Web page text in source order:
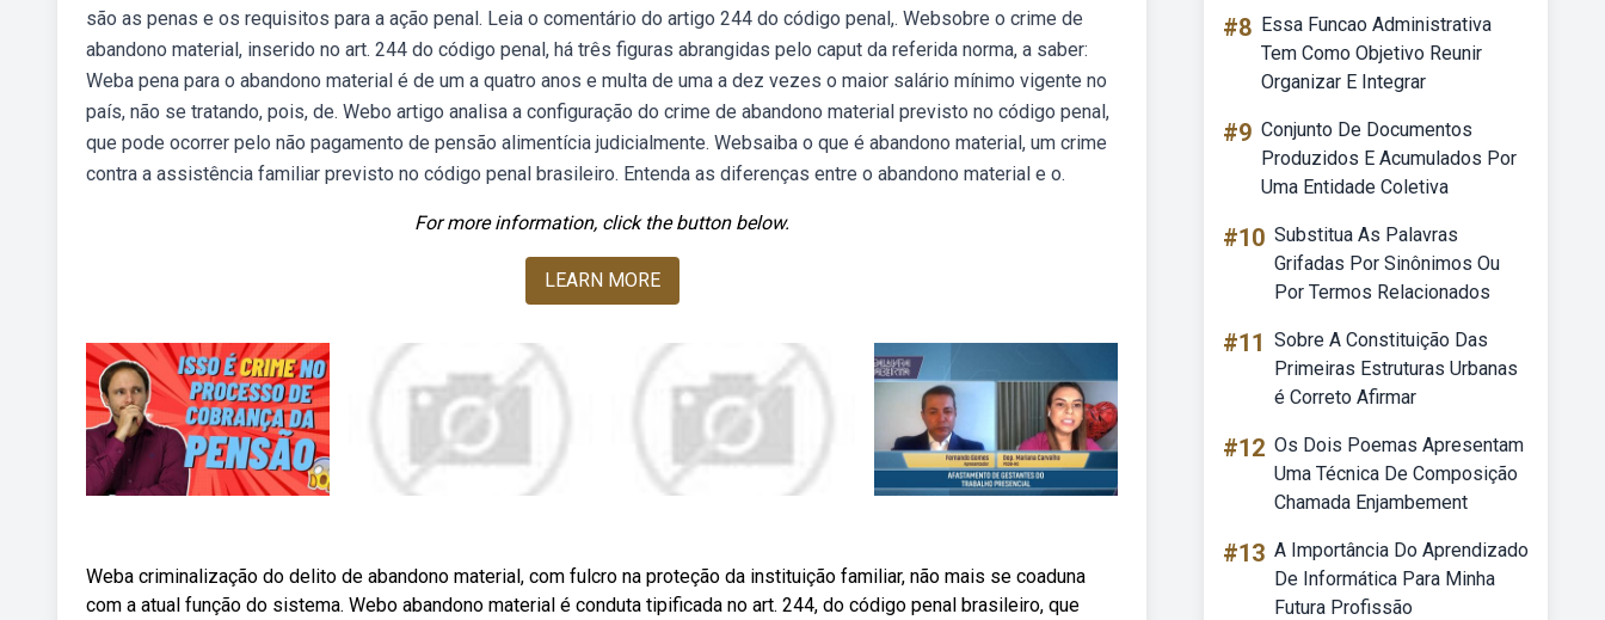
são as penas e os requisitos para a ação penal. Leia o comentário do artigo 244 do código penal,. Websobre o crime de
abandono material, inserido no art. 244 do código penal, há três figuras abrangidas pelo caput da referida norma, a saber:
Weba pena para o abandono material é de um a quatro anos e multa de uma a dez vezes o maior salário mínimo vigente no
país, não se tratando, pois, de. Webo artigo analisa a configuração do crime de abandono material previsto no código penal,
que pode ocorrer pelo não pagamento de pensão alimentícia judicialmente. Websaiba o que é abandono material, um crime
contra a assistência familiar previsto no código penal brasileiro. Entenda as diferenças entre o abandono material e o.
For more information, click the button below.
LEARN MORE
Weba criminalização do delito de abandono material, com fulcro na proteção da instituição familiar, não mais se coaduna
com a atual função do sistema. Webo abandono material é conduta tipificada no art. 244, do código penal brasileiro, que
#8 Essa Funcao Administrativa
Tem Como Objetivo Reunir
Organizar E Integrar
#9 Conjunto De Documentos
Produzidos E Acumulados Por
Uma Entidade Coletiva
#10 Substitua As Palavras
Grifadas Por Sinônimos Ou
Por Termos Relacionados
#11 Sobre A Constituição Das
Primeiras Estruturas Urbanas
é Correto Afirmar
#12 Os Dois Poemas Apresentam
Uma Técnica De Composição
Chamada Enjambement
#13 A Importância Do Aprendizado
De Informática Para Minha
Futura Profissão